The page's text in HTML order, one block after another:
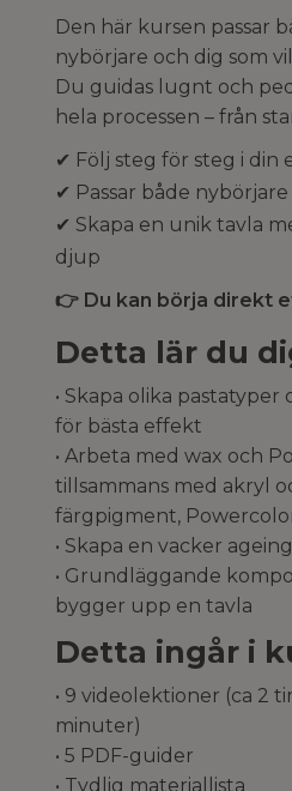
Den här kursen passar
nybörjare och dig som
Du guidas lugnt och
hela processen – från
✔ Följ steg för steg i din
✔ Passar både
✔ Skapa en unik tavla
djup
👉 Du kan börja direkt
Detta lär du
• Skapa olika
för bästa effekt
• Arbeta med wax och
tillsammans med akryl
färgpigment,
• Skapa en vacker
• Grundläggande
bygger upp en tavla
Detta ingår i
• 9 videolektioner (ca 2
minuter)
• 5 PDF-guider
• Tydlig materiallista